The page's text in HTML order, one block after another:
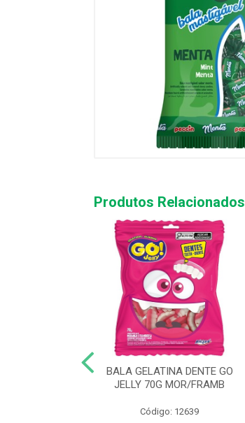
Produtos Relacionados
BALA GELATINA DENTE GO
JELLY 70G MOR/FRAMB
Código: 12639